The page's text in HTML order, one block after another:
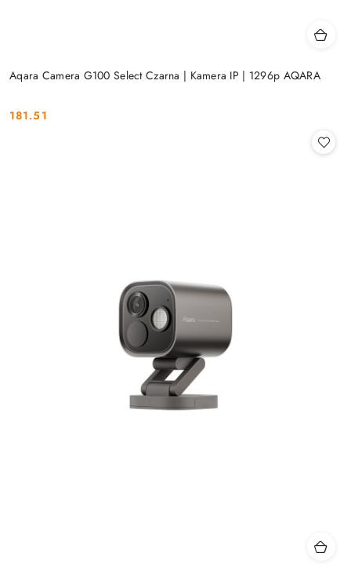
Aqara Camera G100 Select Czarna | Kamera IP | 1296p AQARA
Cena:
181.51